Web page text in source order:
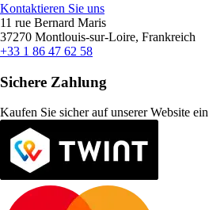
Kontaktieren Sie uns
11 rue Bernard Maris
37270 Montlouis-sur-Loire, Frankreich
+33 1 86 47 62 58
Sichere Zahlung
Kaufen Sie sicher auf unserer Website ein